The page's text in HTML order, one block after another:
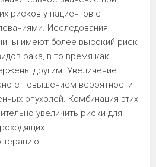
рисков у пациентов с
Исследования
имеют более высокий риск
рака, в то время как
другим. Увеличение
с повышением вероятности
опухолей. Комбинация этих
увеличить риски для
терапию.